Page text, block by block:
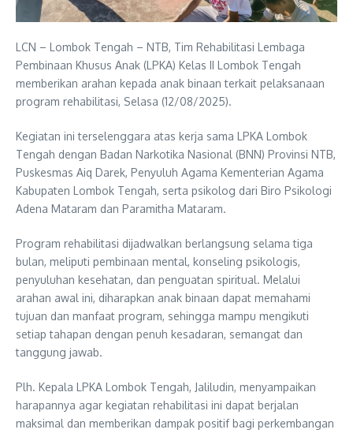
LCN – Lombok Tengah – NTB, Tim Rehabilitasi Lembaga
Pembinaan Khusus Anak (LPKA) Kelas II Lombok Tengah
memberikan arahan kepada anak binaan terkait pelaksanaan
program rehabilitasi, Selasa (12/08/2025).
Kegiatan ini terselenggara atas kerja sama LPKA Lombok
Tengah dengan Badan Narkotika Nasional (BNN) Provinsi NTB,
Puskesmas Aiq Darek, Penyuluh Agama Kementerian Agama
Kabupaten Lombok Tengah, serta psikolog dari Biro Psikologi
Adena Mataram dan Paramitha Mataram.
Program rehabilitasi dijadwalkan berlangsung selama tiga
bulan, meliputi pembinaan mental, konseling psikologis,
penyuluhan kesehatan, dan penguatan spiritual. Melalui
arahan awal ini, diharapkan anak binaan dapat memahami
tujuan dan manfaat program, sehingga mampu mengikuti
setiap tahapan dengan penuh kesadaran, semangat dan
tanggung jawab.
Plh. Kepala LPKA Lombok Tengah, Jaliludin, menyampaikan
harapannya agar kegiatan rehabilitasi ini dapat berjalan
maksimal dan memberikan dampak positif bagi perkembangan